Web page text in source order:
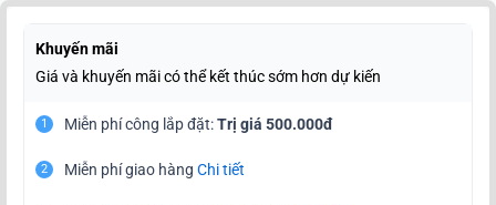
Khuyến mãi
Giá và khuyến mãi có thể kết thúc sớm hơn dự kiến
1 Miễn phí công lắp đặt:Trị giá 500.000đ
2 Miễn phí giao hàng Chi tiết